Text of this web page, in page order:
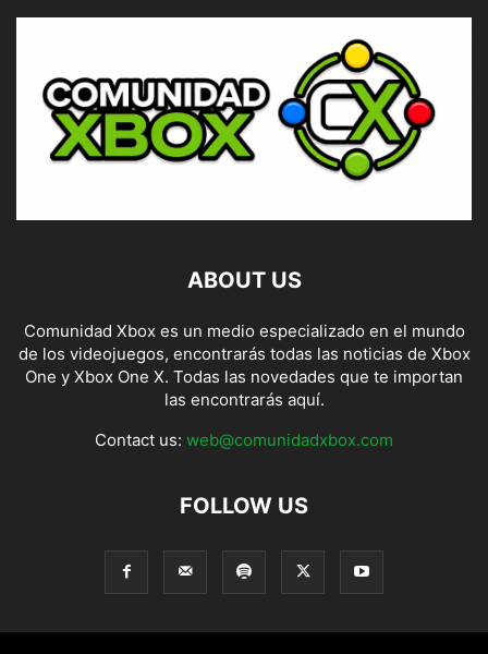
ABOUT US
Comunidad Xbox es un medio especializado en el mundo
de los videojuegos, encontrarás todas las noticias de Xbox
One y Xbox One X. Todas las novedades que te importan
las encontrarás aquí.
Contact us: web@comunidadxbox.com
FOLLOW US